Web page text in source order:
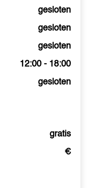
gesloten
gesloten
gesloten
12:00 - 18:00
gesloten
gratis
€